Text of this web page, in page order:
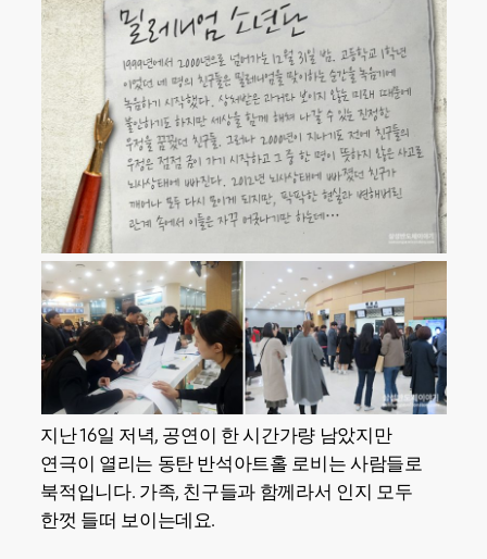
지난 16일 저녁, 공연이 한 시간가량 남았지만
연극이 열리는 동탄 반석아트홀 로비는 사람들로
북적입니다. 가족, 친구들과 함께라서 인지 모두
한껏 들떠 보이는데요.